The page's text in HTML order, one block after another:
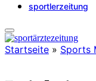
sportlerzeitung
Startseite » Sports